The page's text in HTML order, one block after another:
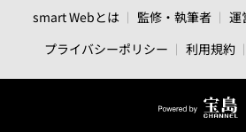
smart Webとは 監修・執筆者 運
プライバシーポリシー
利用規約